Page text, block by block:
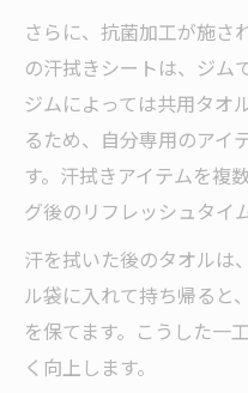
さらに、抗菌加工が施さ
の汗拭きシートは、ジム
ジムによっては共用タオ
るため、自分専用のアイ
す。汗拭きアイテムを複
グ後のリフレッシュタイ
汗を拭いた後のタオルは
ル袋に入れて持ち帰ると
を保てます。こうした一
く向上します。